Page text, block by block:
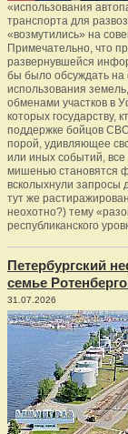
«использования
транспорта для
«возмутились» на
Примечательно, что
развернувшейся
бы было обсуждать на
использования
обменами участков в
которых государству,
поддержке бойцов
порой, удивляющее
или иных событий,
мишенью становятся
всколыхнули запросы
тут же
неохотно?) тему
республиканского
Петербургский
семье
31.07.2026